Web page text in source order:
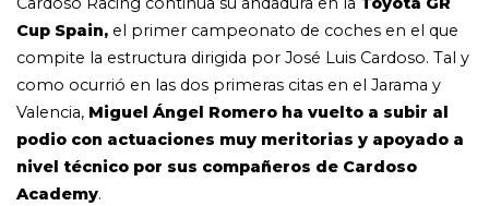
Cup Spain, el primer campeonato de coches en el que
compite la estructura dirigida por José Luis Cardoso. Tal y
como ocurrió en las dos primeras citas en el Jarama y
Valencia, Miguel Ángel Romero ha vuelto a subir al
podio con actuaciones muy meritorias y apoyado a
nivel técnico por sus compañeros de Cardoso
Academy.